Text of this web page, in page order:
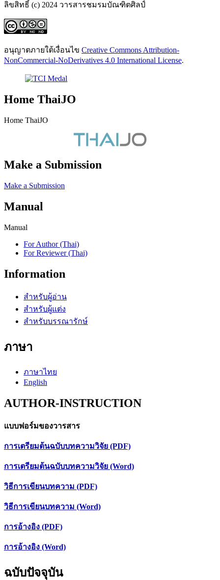
ลิขสิทธิ์ (c) 2024 วารสารชมรมบัณฑิตศิลป์
อนุญาตภายใต้เงื่อนไข Creative Commons Attribution-
NonCommercial-NoDerivatives 4.0 International License.
Home ThaiJO
Home ThaiJO
Make a Submission
Make a Submission
Manual
Manual
For Author (Thai)
For Reviewer (Thai)
Information
สำหรับผู้อ่าน
สำหรับผู้แต่ง
สำหรับบรรณารักษ์
ภาษา
ภาษาไทย
English
AUTHOR-INSTRUCTION
แบบฟอร์มของวารสาร
การเตรียมต้นฉบับบทความวิจัย (PDF)
การเตรียมต้นฉบับบทความวิจัย (Word)
วิธีการเขียนบทความ (PDF)
วิธีการเขียนบทความ (Word)
การอ้างอิง (PDF)
การอ้างอิง (Word)
ฉบับปัจจุบัน